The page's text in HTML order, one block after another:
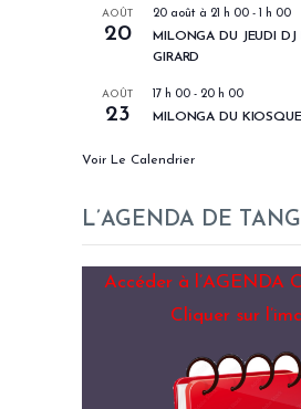
AOÛT
20
20 août à 21 h 00 - 1 h 00
MILONGA DU JEUDI DJ
GIRARD
AOÛT
23
17 h 00 - 20 h 00
MILONGA DU
Voir Le Calendrier
L’AGENDA DE
Accéder à l’AGENDA
Cliquer sur